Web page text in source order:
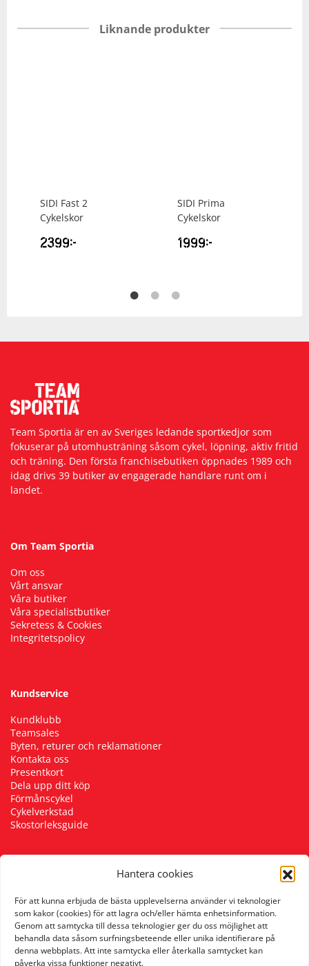
Hantera cookies
För att kunna erbjuda de bästa upplevelserna använder vi teknologier
som kakor (cookies) för att lagra och/eller hämta enhetsinformation.
Genom att samtycka till dessa teknologier ger du oss möjlighet att
behandla data såsom surfningsbeteende eller unika identifierare på
denna webbplats. Att inte samtycka eller återkalla samtycket kan
påverka vissa funktioner negativt.
Liknande produkter
SIDI Fast 2
Cykelskor
2399kr
SIDI Prima
Cykelskor
1999kr
Team Sportia är en av Sveriges ledande sportkedjor som
fokuserar på utomhusträning såsom cykel, löpning, aktiv fritid
och träning. Den första franchisebutiken öppnades 1989 och
idag drivs 39 butiker av engagerade handlare runt om i
landet.
Om Team Sportia
Om oss
Vårt ansvar
Våra butiker
Våra specialistbutiker
Sekretess & Cookies
Integritetspolicy
Kundservice
Kundklubb
Teamsales
Byten, returer och reklamationer
Kontakta oss
Presentkort
Dela upp ditt köp
Förmånscykel
Cykelverkstad
Skostorleksguide